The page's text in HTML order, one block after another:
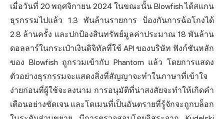
เมื่อวันที่ 20 พฤศจิกายน 2024 ในขณะนั้น Blowfish ได้สแกน
ธุรกรรมไปแล้ว 1.3 พันล้านรายการ ป้องกันการฉ้อโกงได้
2.8 ล้านครั้ง และปกป้องสินทรัพย์มูลค่าประมาณ 18 พันล้าน
ดอลลาร์ในกระเป๋าเงินดิจิทัลที่ใช้ API ของบริษัท ฟังก์ชันหลัก
ของ Blowfish ถูกรวมเข้ากับ Phantom แล้ว โดยการแสดง
ตัวอย่างธุรกรรมจะแสดงสิ่งที่สัญญาจะทำในภาษาที่เข้าใจ
ง่ายก่อนที่ผู้ใช้จะลงนาม การอนุมัติที่น่าสงสัยจะทำให้เกิดคำ
เตือนอย่างชัดเจน และโดเมนที่เป็นอันตรายที่รู้จักจะถูกบล็อก